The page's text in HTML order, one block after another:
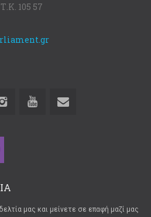
105 57
μας και μείνετε σε επαφή μαζί μας